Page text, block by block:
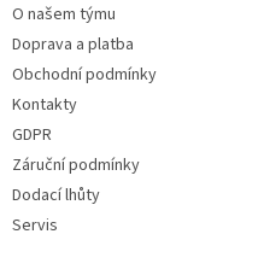
O našem týmu
Doprava a platba
Obchodní podmínky
Kontakty
GDPR
Záruční podmínky
Dodací lhůty
Servis